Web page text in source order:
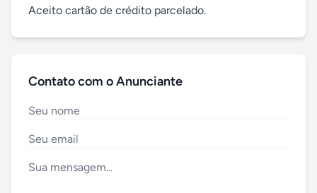
Aceito cartão de crédito parcelado.
Contato com o Anunciante